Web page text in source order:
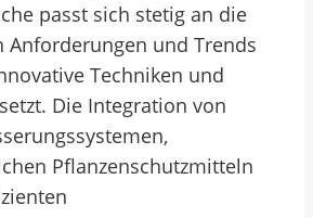
passt sich stetig an die
Anforderungen und Trends
Techniken und
Die Integration von
Pflanzenschutzmitteln